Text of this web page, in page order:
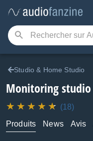
Studio & Home Studio
Monitoring studio
(18)
Produits
News Avis